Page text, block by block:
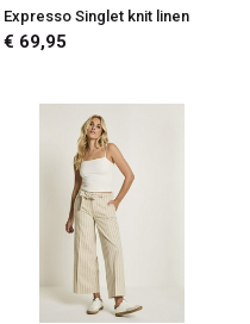
Expresso Singlet knit linen
€ 69,95